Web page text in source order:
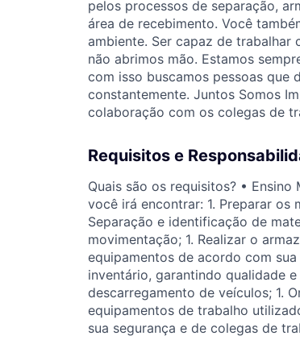
pelos processos de separação,
área de recebimento. Você
ambiente. Ser capaz de trabalhar
não abrimos mão. Estamos
com isso buscamos pessoas que
constantemente. Juntos Somos
colaboração com os colegas de
Requisitos e
Quais são os requisitos? •
você irá encontrar: 1. Preparar os
Separação e identificação de
movimentação; 1. Realizar o
equipamentos de acordo com
inventário, garantindo qualidade
descarregamento de veículos; 1.
equipamentos de trabalho
sua segurança e de colegas de